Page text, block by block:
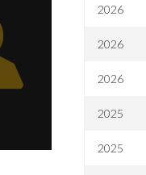
2026
2026
2026
2025
2025